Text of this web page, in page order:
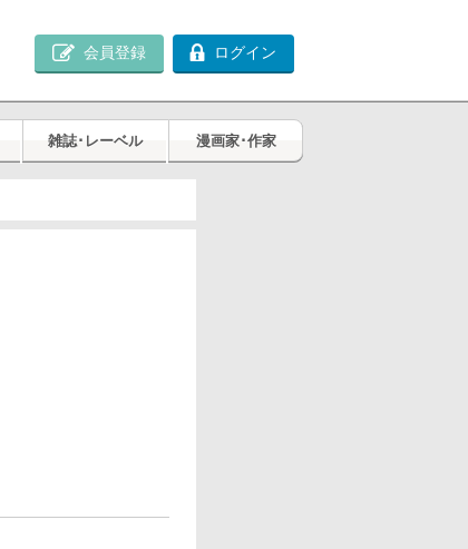
会員登録 ログイン
雑誌･レーベル 漫画家･作家